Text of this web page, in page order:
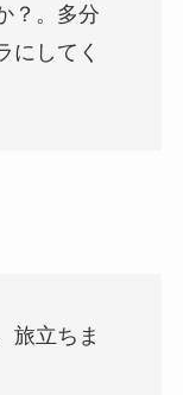
？。多分
にしてく
旅立ちま